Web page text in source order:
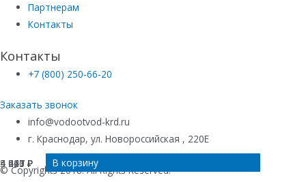
4 547 ₽ В корзину
4 421 ₽ В корзину
4 260 ₽ В корзину
5 013 ₽ В корзину
Партнерам
Контакты
Контакты
+7 (800) 250-66-20
Заказать звонок
info@vodootvod-krd.ru
г. Краснодар, ул. Новороссийская , 220Е
© Copyrights 2018. All Rights Reserved.